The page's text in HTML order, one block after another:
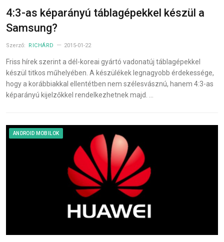
4:3-as képarányú táblagépekkel készül a
Samsung?
Szerző: RICHÁRD 2015-01-22
Friss hírek szerint a dél-koreai gyártó vadonatúj táblagépekkel
készül titkos műhelyében. A készülékek legnagyobb érdekessége,
hogy a korábbiakkal ellentétben nem szélesvásznú, hanem 4:3-as
képarányú kijelzőkkel rendelkezhetnek majd. …
ANDROID MOBILOK